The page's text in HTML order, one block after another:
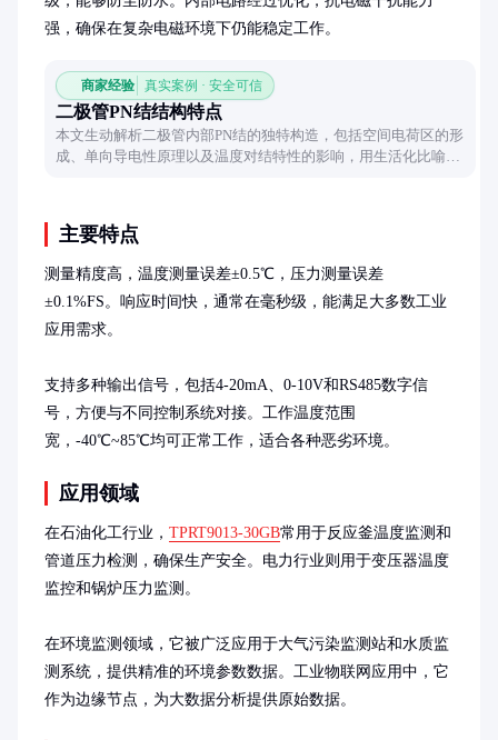
强，确保在复杂电磁环境下仍能稳定工作。
商家经验 真实案例 · 安全可信
二极管PN结结构特点
本文生动解析二极管内部PN结的独特构造，包括空间电荷区的形
成、单向导电性原理以及温度对结特性的影响，用生活化比喻帮
主要特点
测量精度高，温度测量误差±0.5℃，压力测量误差
±0.1%FS。响应时间快，通常在毫秒级，能满足大多数工业
应用需求。
支持多种输出信号，包括4-20mA、0-10V和RS485数字信
号，方便与不同控制系统对接。工作温度范围
宽，-40℃~85℃均可正常工作，适合各种恶劣环境。
应用领域
在石油化工行业， TPRT9013-30GB常用于反应釜温度监测和
管道压力检测，确保生产安全。电力行业则用于变压器温度
监控和锅炉压力监测。
在环境监测领域，它被广泛应用于大气污染监测站和水质监
测系统，提供精准的环境参数数据。工业物联网应用中，它
作为边缘节点，为大数据分析提供原始数据。